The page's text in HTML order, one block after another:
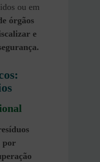
ou em
órgãos
e
por